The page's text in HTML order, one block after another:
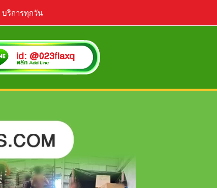
บริการทุกวัน